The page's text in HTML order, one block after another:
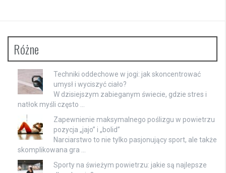
Różne
Techniki oddechowe w jogi: jak skoncentrować
umysł i wyciszyć ciało?
W dzisiejszym zabieganym świecie, gdzie stres i
natłok myśli często …
Zapewnienie maksymalnego poślizgu w powietrzu
pozycja „jajo” i „bolid”
Narciarstwo to nie tylko pasjonujący sport, ale także
skomplikowana gra …
Sporty na świeżym powietrzu: jakie są najlepsze